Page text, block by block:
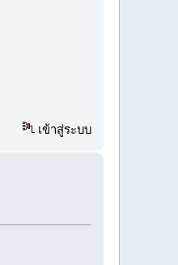
เข้าสู่ระบบ